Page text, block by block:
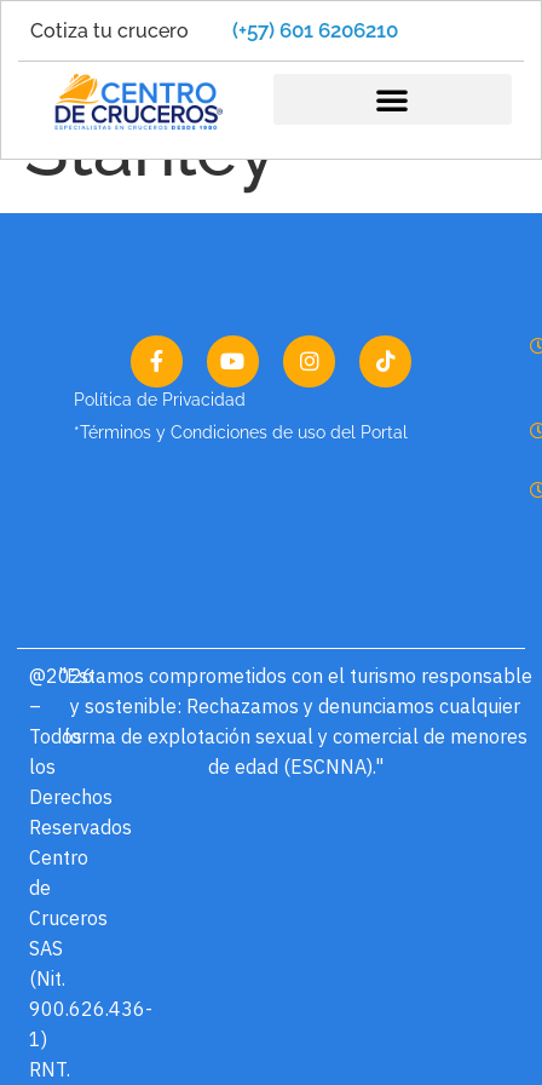
Cotiza tu crucero (+57) 601 6206210
Puerto
Stanley
Política de Privacidad
*Términos y Condiciones de uso del Portal
@2026
–
Todos
los
Derechos
Reservados
Centro
de
Cruceros
SAS
(Nit.
900.626.436-
1)
RNT.
"Estamos comprometidos con el turismo responsable
y sostenible: Rechazamos y denunciamos cualquier
forma de explotación sexual y comercial de menores
de edad (ESCNNA)."